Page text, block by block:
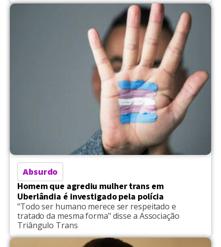
Absurdo
Homem que agrediu mulher trans em
Uberlândia é investigado pela polícia
"Todo ser humano merece ser respeitado e
tratado da mesma forma" disse a Associação
Triângulo Trans